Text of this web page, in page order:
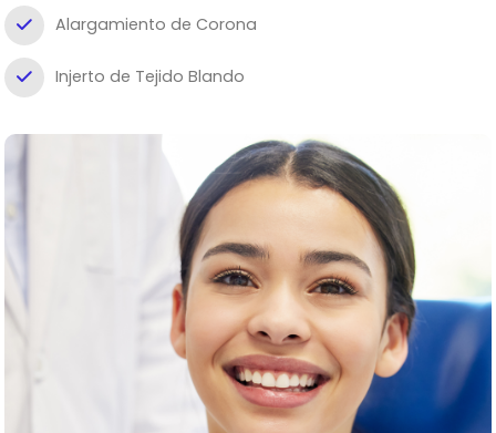
Alargamiento de Corona
Injerto de Tejido Blando